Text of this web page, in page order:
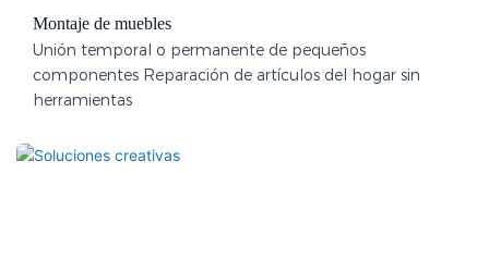
Montaje de muebles
Unión temporal o permanente de pequeños
componentes Reparación de artículos del hogar sin
herramientas